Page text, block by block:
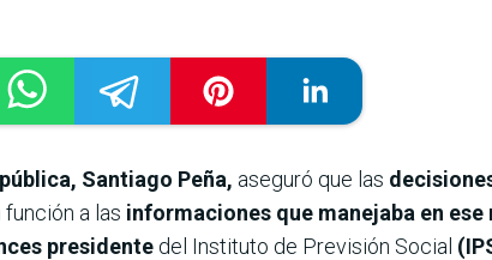
Santiago Peña, aseguró que las
función a las informaciones que manejaba en ese
presidente del Instituto de Previsión Social